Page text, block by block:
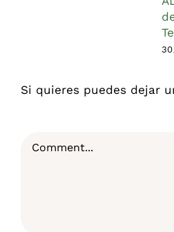
Si quieres puedes dejar
Comment